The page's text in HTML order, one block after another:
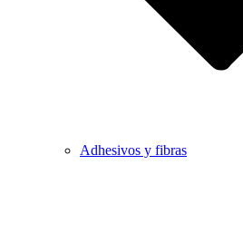
Adhesivos y fibras